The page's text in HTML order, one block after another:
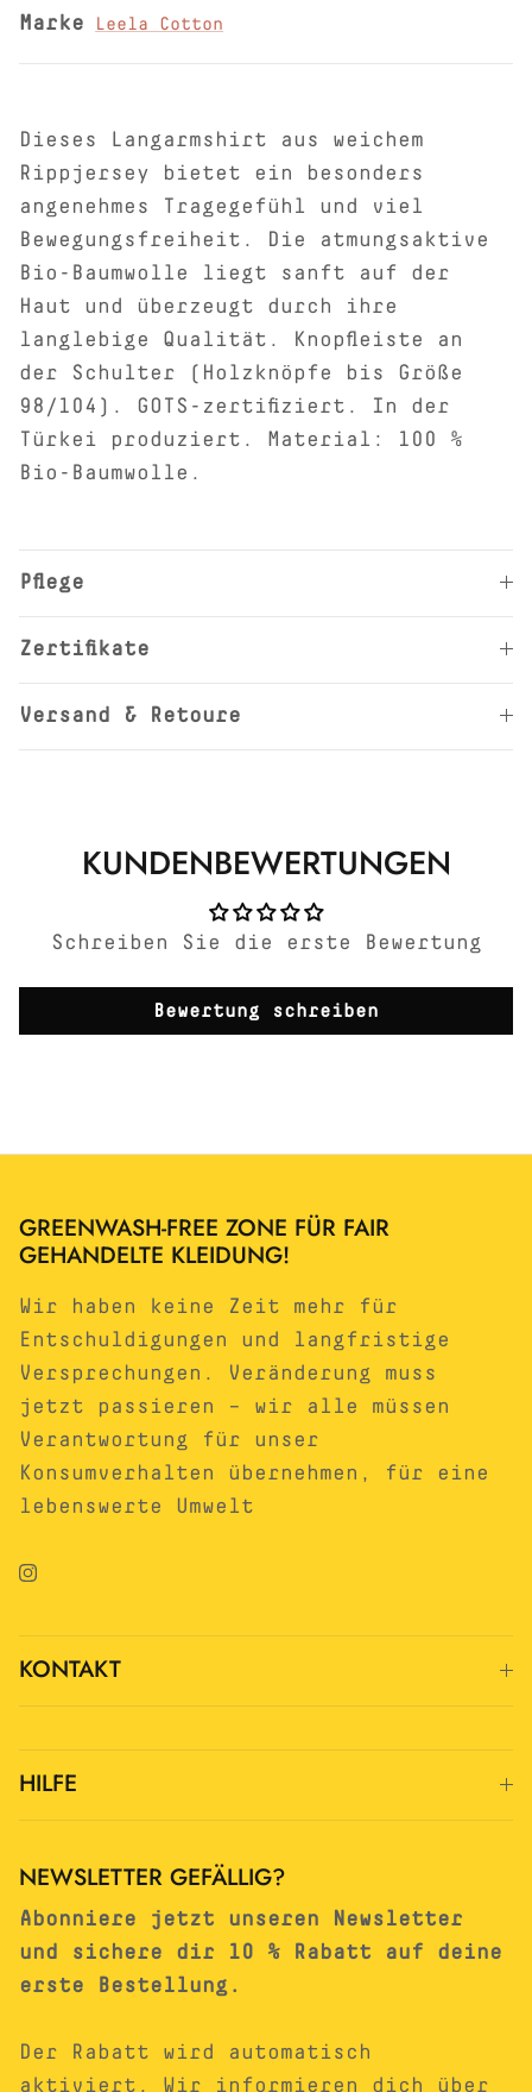
Marke Leela Cotton
Dieses Langarmshirt aus weichem
Rippjersey bietet ein besonders
angenehmes Tragegefühl und viel
Bewegungsfreiheit. Die atmungsaktive
Bio-Baumwolle liegt sanft auf der
Haut und überzeugt durch ihre
langlebige Qualität. Knopfleiste an
der Schulter (Holzknöpfe bis Größe
98/104). GOTS-zertifiziert. In der
Türkei produziert. Material: 100 %
Bio-Baumwolle.
Pflege
Zertifikate
Versand & Retoure
KUNDENBEWERTUNGEN
Schreiben Sie die erste Bewertung
Bewertung schreiben
GREENWASH-FREE ZONE FÜR FAIR
GEHANDELTE KLEIDUNG!
Wir haben keine Zeit mehr für
Entschuldigungen und langfristige
Versprechungen. Veränderung muss
jetzt passieren – wir alle müssen
Verantwortung für unser
Konsumverhalten übernehmen, für eine
lebenswerte Umwelt
Instagram
KONTAKT
HILFE
NEWSLETTER GEFÄLLIG?
Abonniere jetzt unseren Newsletter
und sichere dir 10 % Rabatt auf deine
erste Bestellung.
Der Rabatt wird automatisch
aktiviert. Wir informieren dich über